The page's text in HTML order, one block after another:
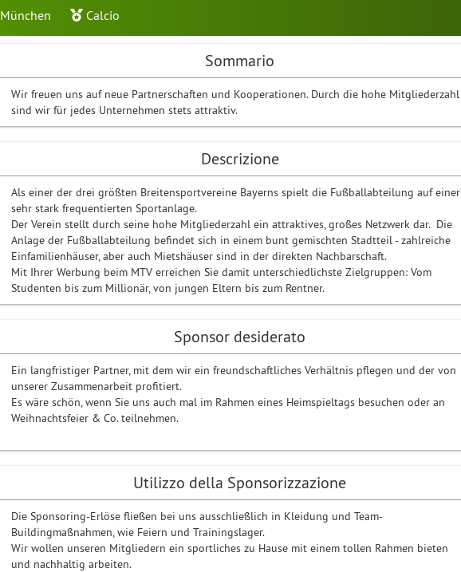
München Calcio
Sommario
Wir freuen uns auf neue Partnerschaften und Kooperationen. Durch die hohe Mitgliederzahl
sind wir für jedes Unternehmen stets attraktiv.
Descrizione
Als einer der drei größten Breitensportvereine Bayerns spielt die Fußballabteilung auf einer
sehr stark frequentierten Sportanlage.
Der Verein stellt durch seine hohe Mitgliederzahl ein attraktives, großes Netzwerk dar. Die
Anlage der Fußballabteilung befindet sich in einem bunt gemischten Stadtteil - zahlreiche
Einfamilienhäuser, aber auch Mietshäuser sind in der direkten Nachbarschaft.
Mit Ihrer Werbung beim MTV erreichen Sie damit unterschiedlichste Zielgruppen: Vom
Studenten bis zum Millionär, von jungen Eltern bis zum Rentner.
Sponsor desiderato
Ein langfristiger Partner, mit dem wir ein freundschaftliches Verhältnis pflegen und der von
unserer Zusammenarbeit profitiert.
Es wäre schön, wenn Sie uns auch mal im Rahmen eines Heimspieltags besuchen oder an
Weihnachtsfeier & Co. teilnehmen.
Utilizzo della Sponsorizzazione
Die Sponsoring-Erlöse fließen bei uns ausschließlich in Kleidung und Team-
Buildingmaßnahmen, wie Feiern und Trainingslager.
Wir wollen unseren Mitgliedern ein sportliches zu Hause mit einem tollen Rahmen bieten
und nachhaltig arbeiten.